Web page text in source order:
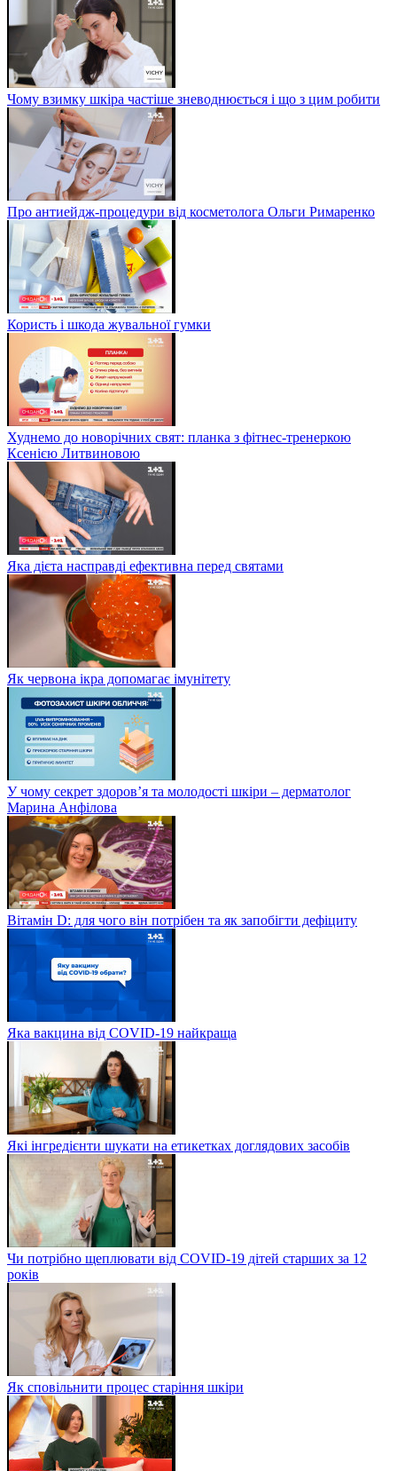
Чому взимку шкіра частіше зневоднюється і що з цим робити
Про антиейдж-процедури від косметолога Ольги Римаренко
Користь і шкода жувальної гумки
Худнемо до новорічних свят: планка з фітнес-тренеркою
Ксенією Литвиновою
Яка дієта насправді ефективна перед святами
Як червона ікра допомагає імунітету
У чому секрет здоров’я та молодості шкіри – дерматолог
Марина Анфілова
Вітамін D: для чого він потрібен та як запобігти дефіциту
Яка вакцина від СOVID-19 найкраща
Які інгредієнти шукати на етикетках доглядових засобів
Чи потрібно щеплювати від COVID-19 дітей старших за 12
років
Як сповільнити процес старіння шкіри